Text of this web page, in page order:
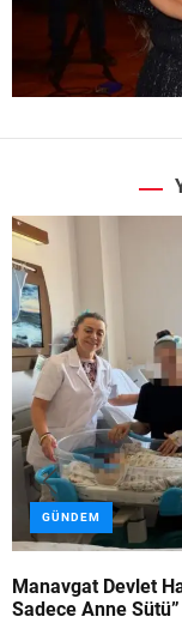
GÜNDEM
Manavgat Devlet
Sadece Anne Sütü”